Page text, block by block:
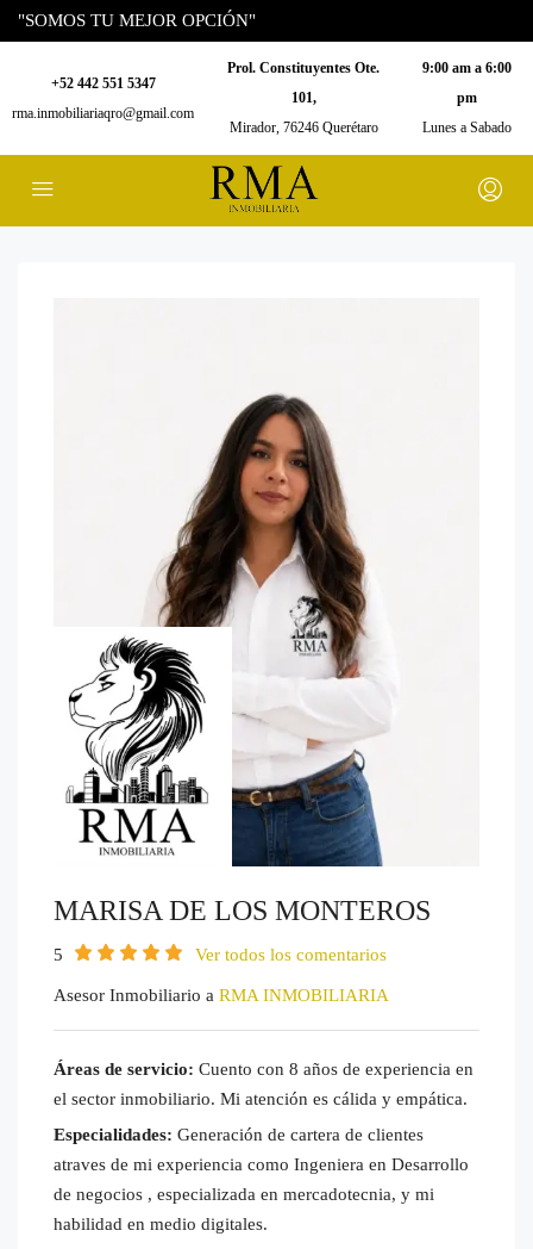
"SOMOS TU MEJOR OPCIÓN"
+52 442 551 5347
rma.inmobiliariaqro@gmail.com
Prol. Constituyentes Ote.
101,
Mirador, 76246 Querétaro
9:00 am a 6:00
pm
Lunes a Sabado
MARISA DE LOS MONTEROS
5 Ver todos los comentarios
Asesor Inmobiliario a RMA INMOBILIARIA
Áreas de servicio: Cuento con 8 años de experiencia en
el sector inmobiliario. Mi atención es cálida y empática.
Especialidades: Generación de cartera de clientes
atraves de mi experiencia como Ingeniera en Desarrollo
de negocios , especializada en mercadotecnia, y mi
habilidad en medio digitales.